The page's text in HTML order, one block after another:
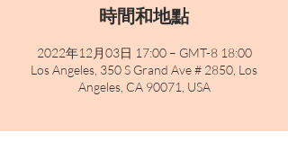
時間和地點
2022年12月03日 17:00 – GMT-8 18:00
Los Angeles, 350 S Grand Ave # 2850, Los
Angeles, CA 90071, USA